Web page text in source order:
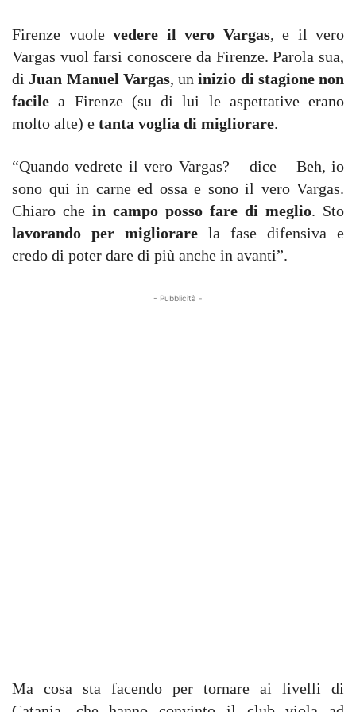
Firenze vuole vedere il vero Vargas, e il vero
Vargas vuol farsi conoscere da Firenze. Parola sua,
diJuan Manuel Vargas, uninizio di stagione non
facilea Firenze (su di lui le aspettative erano
molto alte) e tanta voglia di migliorare.
“Quando vedrete il vero Vargas? – dice – Beh, io
sono qui in carne ed ossa e sono il vero Vargas.
Chiaro che in campo posso fare di meglio. Sto
lavorando per migliorare la fase difensiva e
credo di poter dare di più anche in avanti”.
- Pubblicità -
Ma cosa sta facendo per tornare ai livelli di